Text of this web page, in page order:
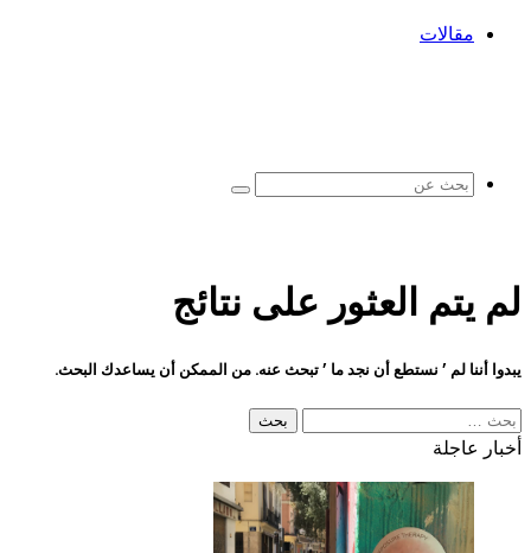
مقالات
بحث
لم يتم العثور على نتائج
يبدوا أننا لم ’ نستطع أن نجد ما ’ تبحث عنه. من الممكن أن يساعدك البحث.
البحث
عن:
أخبار عاجلة